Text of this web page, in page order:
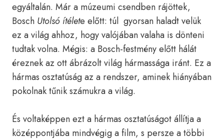
egyáltalán. Már a múzeumi csendben rájöttek,
Bosch Utolsó ítélete előtt: túl gyorsan haladt velük
ez a világ ahhoz, hogy valójában valaha is dönteni
tudtak volna. Mégis: a Bosch-festmény előtt hálát
éreznek az ott ábrázolt világ hármassága iránt. Ez a
hármas osztatúság az a rendszer, aminek hiányában
pokolnak tűnik számukra a világ.
És voltaképpen ezt a hármas osztatúságot állítja a
középpontjába mindvégig a film, s persze a többi